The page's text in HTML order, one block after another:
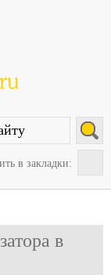
в закладки:
в